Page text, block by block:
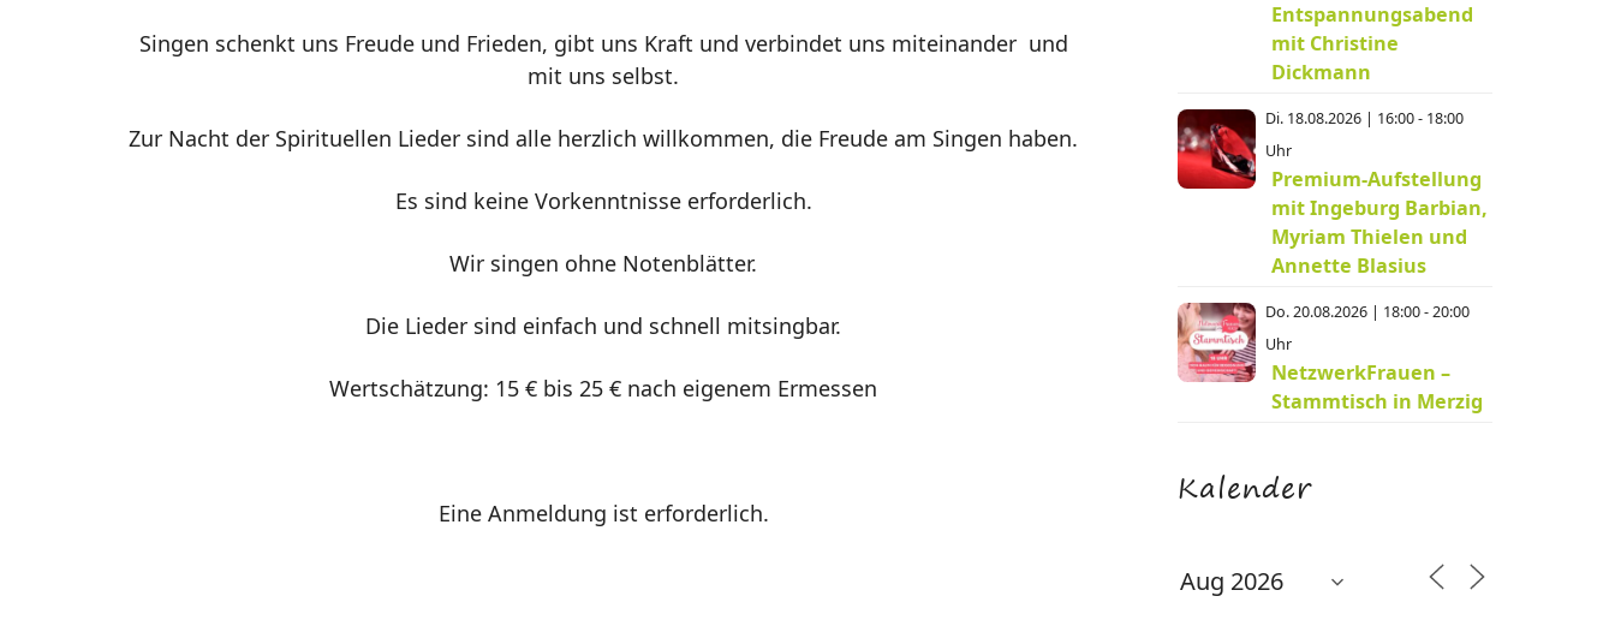
Singen schenkt uns Freude und Frieden, gibt uns Kraft und verbindet uns miteinander und
mit uns selbst.
Zur Nacht der Spirituellen Lieder sind alle herzlich willkommen, die Freude am Singen haben.
Es sind keine Vorkenntnisse erforderlich.
Wir singen ohne Notenblätter.
Die Lieder sind einfach und schnell mitsingbar.
Wertschätzung: 15 € bis 25 € nach eigenem Ermessen
Eine Anmeldung ist erforderlich.
Entspannungsabend
mit Christine
Dickmann
Di. 18.08.2026 | 16:00 - 18:00
Uhr
Premium-Aufstellung
mit Ingeburg Barbian,
Myriam Thielen und
Annette Blasius
Do. 20.08.2026 | 18:00 - 20:00
Uhr
NetzwerkFrauen –
Stammtisch in Merzig
Kalender